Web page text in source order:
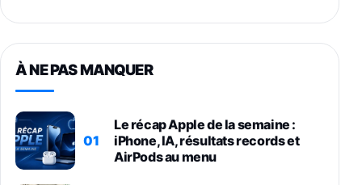
À NE PAS MANQUER
01
Le récap Apple de la semaine :
iPhone, IA, résultats records et
AirPods au menu